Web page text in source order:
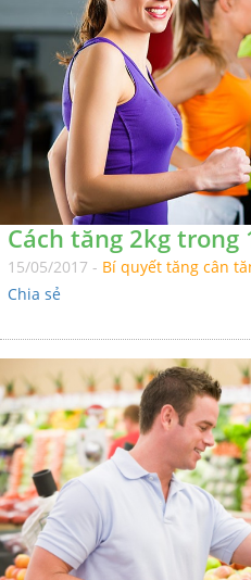
Cách tăng 2kg
15/05/2017 - Bí quyết tăng cân
Chia sẻ